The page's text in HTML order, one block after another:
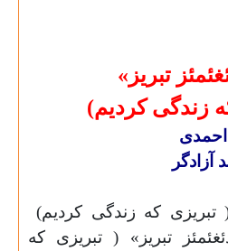
تبریز»
زندگی کردیم)
( تبریزی که زندگی کردیم)
تبریز» ( تبریزی که